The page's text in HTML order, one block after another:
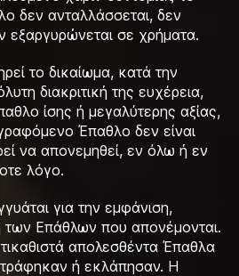
δεν ανταλλάσσεται, δεν
εξαργυρώνεται σε χρήματα.
το δικαίωμα, κατά την
διακριτική της ευχέρεια,
ίσης ή μεγαλύτερης αξίας,
Έπαθλο δεν είναι
να απονεμηθεί, εν όλω ή εν
λόγο.
για την εμφάνιση,
Επάθλων που απονέμονται.
απολεσθέντα Έπαθλα
ή εκλάπησαν. Η